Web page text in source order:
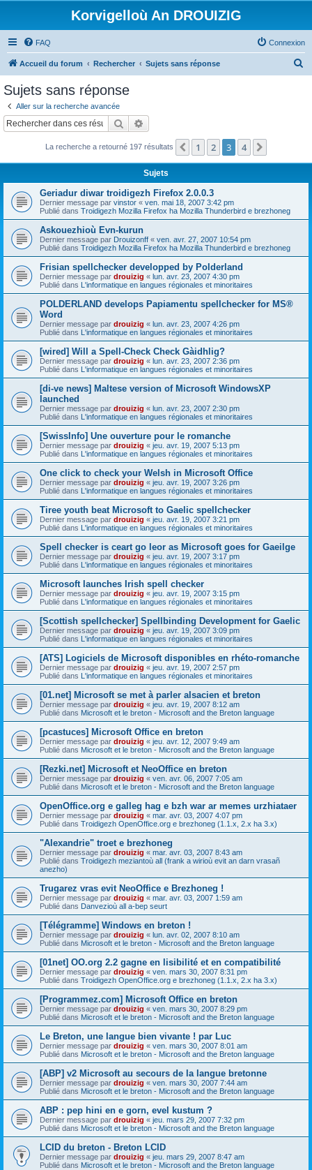
Korvigelloù An DROUIZIG
FAQ Connexion
Accueil du forum Rechercher Sujets sans réponse
c
Sujets sans réponse
Aller sur la recherche avancée
Rechercher
La recherche a retourné 197 résultats Précédent
1 2 3 4
Sujets
Geriadur diwar troidigezh Firefox 2.0.0.3
Dernier message par vinstor « ven. mai 18, 2007 3:42 pm
Publié dans Troidigezh Mozilla Firefox ha Mozilla Thunderbird e brezhoneg
Askouezhioù Evn-kurun
Dernier message par Drouizonff « ven. avr. 27, 2007 10:54 pm
Publié dans Troidigezh Mozilla Firefox ha Mozilla Thunderbird e brezhoneg
Frisian spellchecker developped by Polderland
Dernier message par drouizig « lun. avr. 23, 2007 4:30 pm
Publié dans L'informatique en langues régionales et minoritaires
POLDERLAND develops Papiamentu spellchecker for MS®
Word
Dernier message par drouizig « lun. avr. 23, 2007 4:26 pm
Publié dans L'informatique en langues régionales et minoritaires
[wired] Will a Spell-Check Check Gàidhlig?
Dernier message par drouizig « lun. avr. 23, 2007 2:36 pm
Publié dans L'informatique en langues régionales et minoritaires
[di-ve news] Maltese version of Microsoft WindowsXP
launched
Dernier message par drouizig « lun. avr. 23, 2007 2:30 pm
Publié dans L'informatique en langues régionales et minoritaires
[SwissInfo] Une ouverture pour le romanche
Dernier message par drouizig « jeu. avr. 19, 2007 5:13 pm
Publié dans L'informatique en langues régionales et minoritaires
One click to check your Welsh in Microsoft Office
Dernier message par drouizig « jeu. avr. 19, 2007 3:26 pm
Publié dans L'informatique en langues régionales et minoritaires
Tiree youth beat Microsoft to Gaelic spellchecker
Dernier message par drouizig « jeu. avr. 19, 2007 3:21 pm
Publié dans L'informatique en langues régionales et minoritaires
Spell checker is ceart go leor as Microsoft goes for Gaeilge
Dernier message par drouizig « jeu. avr. 19, 2007 3:17 pm
Publié dans L'informatique en langues régionales et minoritaires
Microsoft launches Irish spell checker
Dernier message par drouizig « jeu. avr. 19, 2007 3:15 pm
Publié dans L'informatique en langues régionales et minoritaires
[Scottish spellchecker] Spellbinding Development for Gaelic
Dernier message par drouizig « jeu. avr. 19, 2007 3:09 pm
Publié dans L'informatique en langues régionales et minoritaires
[ATS] Logiciels de Microsoft disponibles en rhéto-romanche
Dernier message par drouizig « jeu. avr. 19, 2007 2:57 pm
Publié dans L'informatique en langues régionales et minoritaires
[01.net] Microsoft se met à parler alsacien et breton
Dernier message par drouizig « jeu. avr. 19, 2007 8:12 am
Publié dans Microsoft et le breton - Microsoft and the Breton language
[pcastuces] Microsoft Office en breton
Dernier message par drouizig « jeu. avr. 12, 2007 9:49 am
Publié dans Microsoft et le breton - Microsoft and the Breton language
[Rezki.net] Microsoft et NeoOffice en breton
Dernier message par drouizig « ven. avr. 06, 2007 7:05 am
Publié dans Microsoft et le breton - Microsoft and the Breton language
OpenOffice.org e galleg hag e bzh war ar memes urzhiataer
Dernier message par drouizig « mar. avr. 03, 2007 4:07 pm
Publié dans Troidigezh OpenOffice.org e brezhoneg (1.1.x, 2.x ha 3.x)
"Alexandrie" troet e brezhoneg
Dernier message par drouizig « mar. avr. 03, 2007 8:43 am
Publié dans Troidigezh meziantoù all (frank a wirioù evit an darn vrasañ
anezho)
Trugarez vras evit NeoOffice e Brezhoneg !
Dernier message par drouizig « mar. avr. 03, 2007 1:59 am
Publié dans Danvezioù all a-bep seurt
[Télégramme] Windows en breton !
Dernier message par drouizig « lun. avr. 02, 2007 8:10 am
Publié dans Microsoft et le breton - Microsoft and the Breton language
[01net] OO.org 2.2 gagne en lisibilité et en compatibilité
Dernier message par drouizig « ven. mars 30, 2007 8:31 pm
Publié dans Troidigezh OpenOffice.org e brezhoneg (1.1.x, 2.x ha 3.x)
[Programmez.com] Microsoft Office en breton
Dernier message par drouizig « ven. mars 30, 2007 8:29 pm
Publié dans Microsoft et le breton - Microsoft and the Breton language
Le Breton, une langue bien vivante ! par Luc
Dernier message par drouizig « ven. mars 30, 2007 8:01 am
Publié dans Microsoft et le breton - Microsoft and the Breton language
[ABP] v2 Microsoft au secours de la langue bretonne
Dernier message par drouizig « ven. mars 30, 2007 7:44 am
Publié dans Microsoft et le breton - Microsoft and the Breton language
ABP : pep hini en e gorn, evel kustum ?
Dernier message par drouizig « jeu. mars 29, 2007 7:32 pm
Publié dans Microsoft et le breton - Microsoft and the Breton language
LCID du breton - Breton LCID
Dernier message par drouizig « jeu. mars 29, 2007 8:47 am
Publié dans Microsoft et le breton - Microsoft and the Breton language